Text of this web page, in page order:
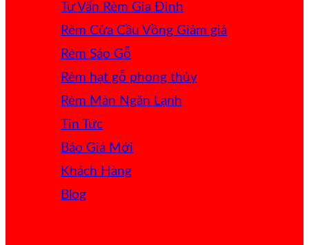
Tư Vấn Rèm Gia Đình
Rèm Cửa Cầu Vồng
Rèm Sáo Gỗ
Rèm hạt gỗ phong thủy
Rèm Màn Ngăn Lạnh
Tin Tức
Báo Giá
Khách Hàng
Blog